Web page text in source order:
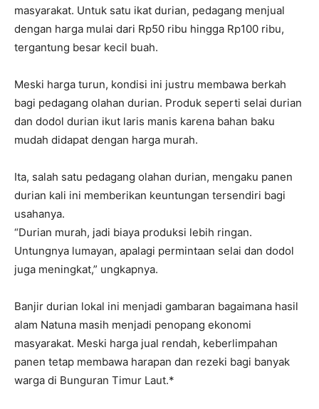
masyarakat. Untuk satu ikat durian, pedagang menjual
dengan harga mulai dari Rp50 ribu hingga Rp100 ribu,
tergantung besar kecil buah.
Meski harga turun, kondisi ini justru membawa berkah
bagi pedagang olahan durian. Produk seperti selai durian
dan dodol durian ikut laris manis karena bahan baku
mudah didapat dengan harga murah.
Ita, salah satu pedagang olahan durian, mengaku panen
durian kali ini memberikan keuntungan tersendiri bagi
usahanya.
“Durian murah, jadi biaya produksi lebih ringan.
Untungnya lumayan, apalagi permintaan selai dan dodol
juga meningkat,” ungkapnya.
Banjir durian lokal ini menjadi gambaran bagaimana hasil
alam Natuna masih menjadi penopang ekonomi
masyarakat. Meski harga jual rendah, keberlimpahan
panen tetap membawa harapan dan rezeki bagi banyak
warga di Bunguran Timur Laut.*